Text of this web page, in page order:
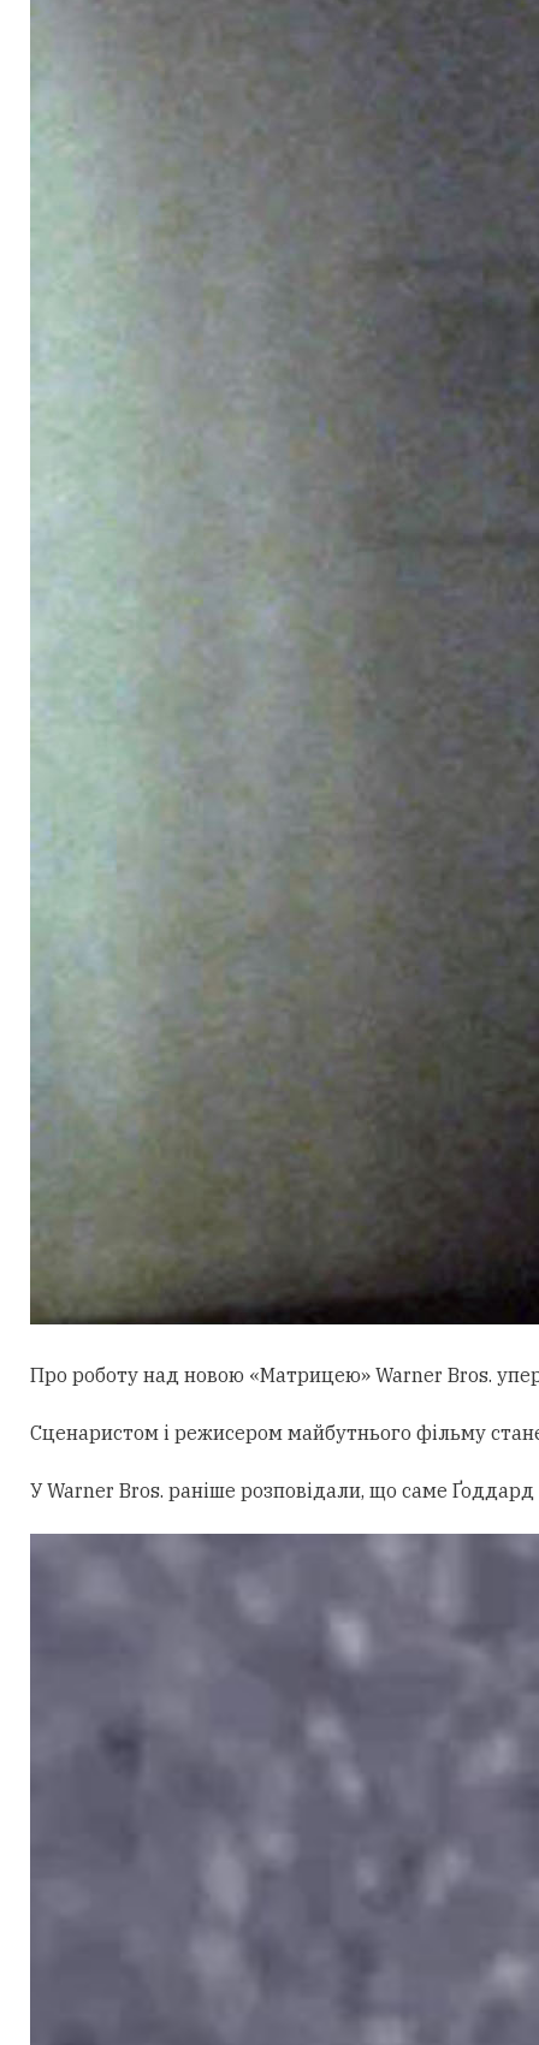
Про роботу над новою «Матрицею» Warner Bros.
Сценаристом і режисером майбутнього фільму
У Warner Bros. раніше розповідали, що саме